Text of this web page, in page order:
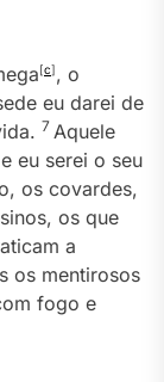
[c], o
eu darei de
7 Aquele
eu serei o seu
os covardes,
os que
a
os mentirosos
fogo e